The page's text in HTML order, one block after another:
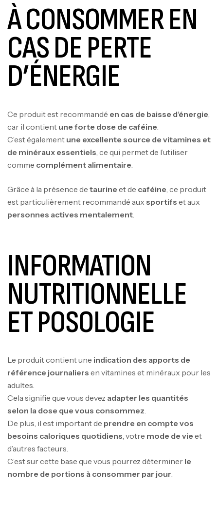
À CONSOMMER EN
CAS DE PERTE
D’ÉNERGIE
Ce produit est recommandé en cas de baisse d’énergie
car il contient une forte dose de caféine
C’est également une excellente source de vitamines et
de minéraux essentiels , ce qui permet de l’utiliser
comme complément alimentaire
Grâce à la présence de taurine et de caféine , ce produit
est particulièrement recommandé aux sportifs et aux
personnes actives mentalement
INFORMATION
NUTRITIONNELLE
ET POSOLOGIE
Le produit contient une indication des apports de
référence journaliers en vitamines et minéraux pour les
adultes.
Cela signifie que vous devez adapter les quantités
selon la dose que vous consommez.
De plus, il est important de prendre en compte vos
besoins caloriques quotidiens, votre mode de vie et
d’autres facteurs.
C’est sur cette base que vous pourrez déterminer le
nombre de portions à consommer par jour.